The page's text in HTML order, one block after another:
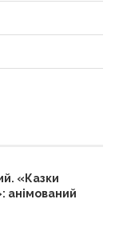
«Казки
анімований